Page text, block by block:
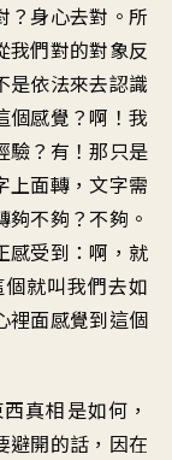
？身心去對。所
我們對的對象反
是依法來去認識
個感覺？啊！我
驗？有！那只是
上面轉，文字需
不夠？不夠。
感受到：啊，就
就叫我們去如
裡面感覺到這個
真相是如何，
避開的話，因在